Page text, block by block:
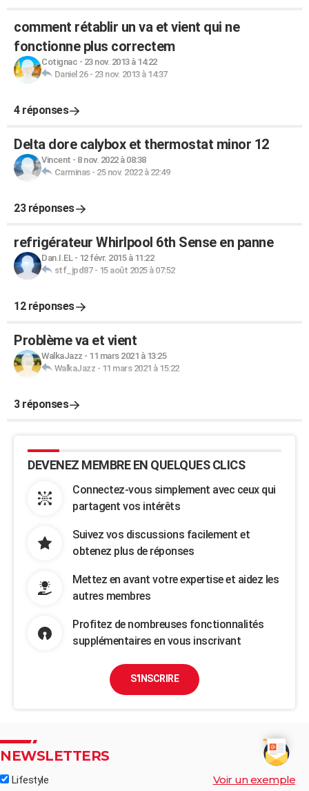
comment rétablir un va et vient qui ne
fonctionne plus correctem
Cotignac - 23 nov. 2013 à 14:22
Daniel 26- 23 nov. 2013 à 14:37
4 réponses
Delta dore calybox et thermostat minor 12
Vincent - 8 nov. 2022 à 08:38
Carminas- 25 nov. 2022 à 22:49
23 réponses
refrigérateur Whirlpool 6th Sense en panne
Dan.I.EL- 12 févr. 2015 à 11:22
stf_jpd87- 15 août 2025 à 07:52
12 réponses
Problème va et vient
WalkaJazz - 11 mars 2021 à 13:25
WalkaJazz - 11 mars 2021 à 15:22
3 réponses
DEVENEZ MEMBRE EN QUELQUES CLICS
Connectez-vous simplement avec ceux qui
partagent vos intérêts
Suivez vos discussions facilement et
obtenez plus de réponses
Mettez en avant votre expertise et aidez les
autres membres
Profitez de nombreuses fonctionnalités
supplémentaires en vous inscrivant
S'INSCRIRE
NEWSLETTERS
Lifestyle Voir un exemple